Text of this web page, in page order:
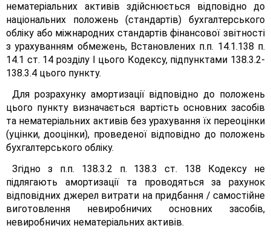
нематеріальних активів здійснюється відповідно до
національних положень (стандартів) бухгалтерського
обліку або міжнародних стандартів фінансової звітності
з урахуванням обмежень, Встановлених п.п. 14.1.138 п.
14.1 ст. 14 розділу І цього Кодексу, підпунктами 138.3.2-
138.3.4 цього пункту.
Для розрахунку амортизації відповідно до положень
цього пункту визначається вартість основних засобів
та нематеріальних активів без урахування їх переоцінки
(уцінки, дооцінки), проведеної відповідно до положень
бухгалтерського обліку.
Згідно з п.п. 138.3.2 п. 138.3 ст. 138 Кодексу не
підлягають амортизації та проводяться за рахунок
відповідних джерел витрати на придбання / самостійне
виготовлення невиробничих основних засобів,
невиробничих нематеріальних активів.